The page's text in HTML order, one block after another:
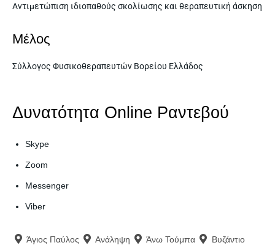
Μάκης Κοτσανόπουλος –
Φυσικοθεραπευτής
ΦΥΣΙΚΟΘΕΡΑΠΕΥΤΗΣ
Μάκης Κοτσανόπουλος –
Φυσικοθεραπευτής
ΦΥΣΙΚΟΘΕΡΑΠΕΥΤΗΣ
Αντιμετώπιση ιδιοπαθούς σκολίωσης και θεραπευτική άσκηση
Μέλος
Σύλλογος Φυσικοθεραπευτών Βορείου Ελλάδος
Δυνατότητα Online Ραντεβού
Skype
Zoom
Messenger
Viber
Άγιος Παύλος Ανάληψη Άνω Τούμπα Βυζάντιο